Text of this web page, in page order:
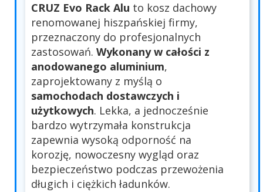
CRUZ Evo Rack Alu to kosz dachowy
renomowanej hiszpańskiej firmy,
przeznaczony do profesjonalnych
zastosowań. Wykonany w całości z
anodowanego aluminium,
zaprojektowany z myślą o
samochodach dostawczych i
użytkowych. Lekka, a jednocześnie
bardzo wytrzymała konstrukcja
zapewnia wysoką odporność na
korozję, nowoczesny wygląd oraz
bezpieczeństwo podczas przewożenia
długich i ciężkich ładunków.